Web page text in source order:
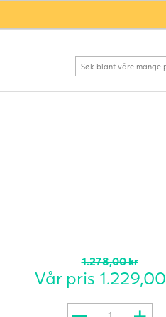
1.278,00kr
Vår pris 1.229,00
Bundle